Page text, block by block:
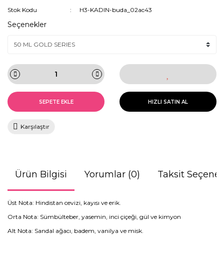
Stok Kodu
H3-KADIN-buda_02ac43
Seçenekler
SEPETE EKLE HIZLI SATIN AL
Karşılaştır
Ürün Bilgisi Yorumlar (0) Taksit
Üst Nota: Hindistan cevizi, kayısı ve erik.
Orta Nota: Sümbülteber, yasemin, inci çiçeği, gül ve kimyon
Alt Nota: Sandal ağacı, badem, vanilya ve misk.